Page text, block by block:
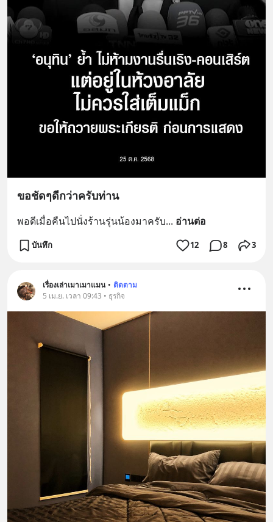
ขอชัดๆดีกว่าครับท่าน
พอดีเมื่อคืนไปนั่งร้านรุ่นน้องมาครับ... อ่านต่อ
บันทึก 12 8 3
เรื่องเล่าเมาเมาแมน • ติดตาม
5 เม.ย. เวลา 09:43 • ธุรกิจ